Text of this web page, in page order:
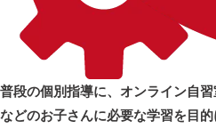
普段の個別指導に、オンライン自習
などのお子さんに必要な学習を目的